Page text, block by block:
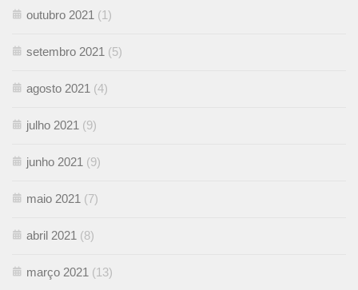
outubro 2021 (1)
setembro 2021 (5)
agosto 2021 (4)
julho 2021 (9)
junho 2021 (9)
maio 2021 (7)
abril 2021 (8)
março 2021 (13)